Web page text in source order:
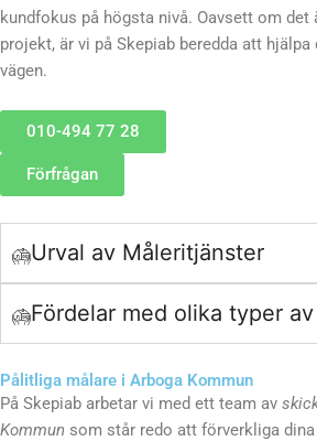
kundfokus på högsta nivå. Oavsett om
projekt, är vi på Skepiab beredda att
vägen.
010-494 77 28
Förfrågan
Urval av Måleritjänster
Fördelar med olika typer
Pålitliga målare i Arboga Kommun
På Skepiab arbetar vi med ett team av
Kommun som står redo att förverkliga